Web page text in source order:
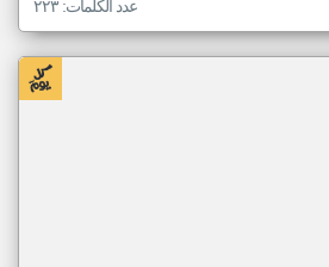
عدد الكلمات: ٢٢٣